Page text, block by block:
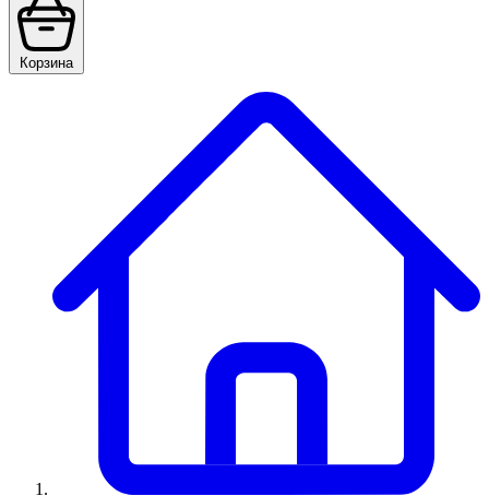
Корзина